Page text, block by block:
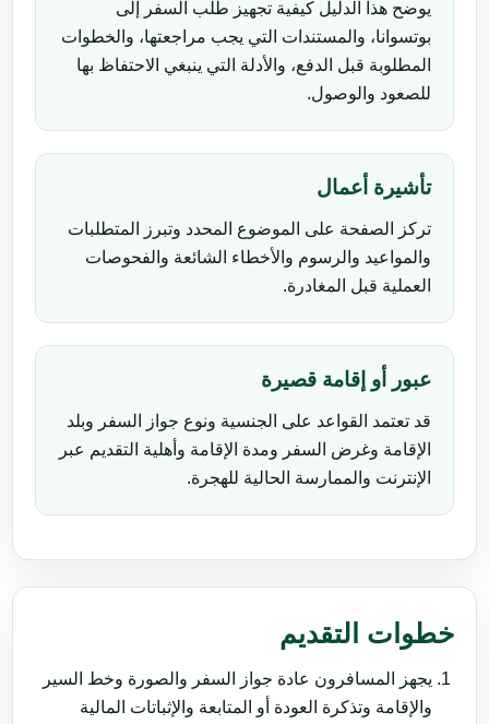
يوضح هذا الدليل كيفية تجهيز طلب السفر إلى
بوتسوانا، والمستندات التي يجب مراجعتها، والخطوات
المطلوبة قبل الدفع، والأدلة التي ينبغي الاحتفاظ بها
للصعود والوصول.
تأشيرة أعمال
تركز الصفحة على الموضوع المحدد وتبرز المتطلبات
والمواعيد والرسوم والأخطاء الشائعة والفحوصات
العملية قبل المغادرة.
عبور أو إقامة قصيرة
قد تعتمد القواعد على الجنسية ونوع جواز السفر وبلد
الإقامة وغرض السفر ومدة الإقامة وأهلية التقديم عبر
الإنترنت والممارسة الحالية للهجرة.
خطوات التقديم
يجهز المسافرون عادة جواز السفر والصورة وخط السير
والإقامة وتذكرة العودة أو المتابعة والإثباتات المالية